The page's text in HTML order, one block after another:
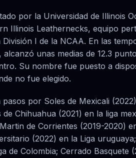
por la Universidad de Illinois
Illinois Leathernecks, equipo
I de la NCAA. En las
alcanzó unas medias de 12.3
Su nombre fue puesto a
no fue elegido.
por Soles de Mexicali
Chihuahua (2021) en la liga
de Corrientes (2019-2020)
(2022) en la Liga
de Colombia; Cerrado Basquete